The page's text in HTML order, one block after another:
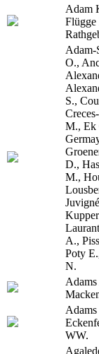
Adam
Flügge
Adam-
O.,
S.,
M., Ek
D.,
M.,
A.,
Poty
N.
WW.